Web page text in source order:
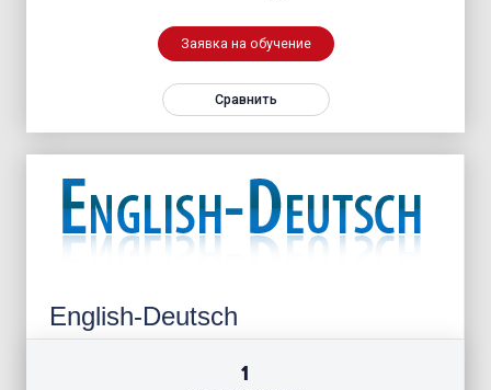
Заявка на обучение
Сравнить
English-Deutsch
1